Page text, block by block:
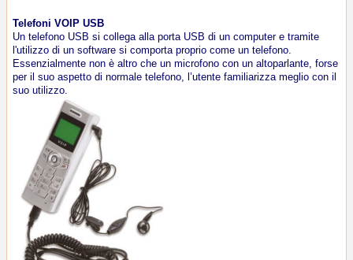
Telefoni VOIP USB
Un telefono USB si collega alla porta USB di un computer e tramite
l'utilizzo di un software si comporta proprio come un telefono.
Essenzialmente non è altro che un microfono con un altoparlante, forse
per il suo aspetto di normale telefono, l’utente familiarizza meglio con il
suo utilizzo.